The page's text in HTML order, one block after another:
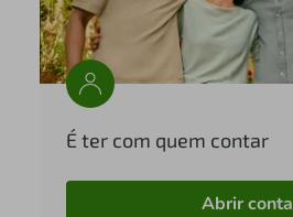
É ter com quem contar
Abrir conta